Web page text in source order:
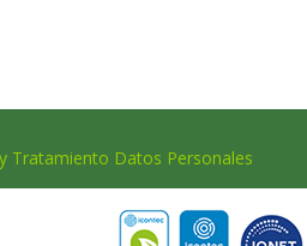
Tratamiento Datos Personales